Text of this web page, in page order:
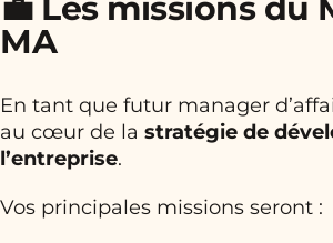
💼 Les missions du
MA
En tant que futur manager
au cœur de la stratégie de
l’entreprise.
Vos principales missions seront :